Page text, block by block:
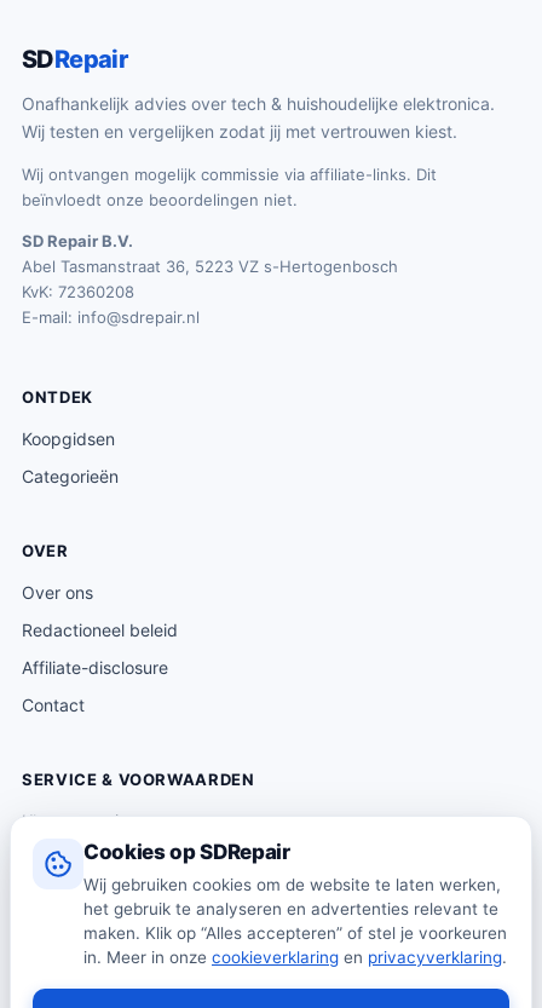
Cookies op SDRepair
Wij gebruiken cookies om de website te laten werken,
het gebruik te analyseren en advertenties relevant te
maken. Klik op “Alles accepteren” of stel je voorkeuren
in. Meer in onze cookieverklaring en privacyverklaring.
SDRepair
Onafhankelijk advies over tech & huishoudelijke elektronica.
Wij testen en vergelijken zodat jij met vertrouwen kiest.
Wij ontvangen mogelijk commissie via affiliate-links. Dit
beïnvloedt onze beoordelingen niet.
SD Repair B.V.
Abel Tasmanstraat 36, 5223 VZ s-Hertogenbosch
KvK: 72360208
E-mail: info@sdrepair.nl
ONTDEK
Koopgidsen
Categorieën
OVER
Over ons
Redactioneel beleid
Affiliate-disclosure
Contact
SERVICE & VOORWAARDEN
Klantenservice
Verzending & levering
Retourneren
Algemene voorwaarden